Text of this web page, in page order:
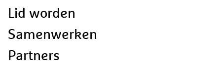
Lid worden
Samenwerken
Partners